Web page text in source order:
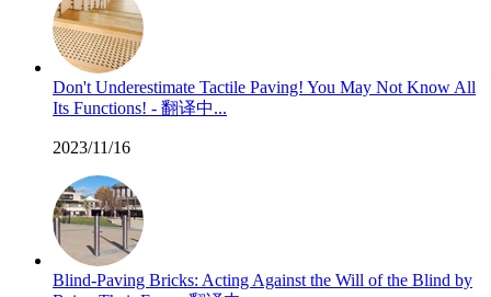
Don't Underestimate Tactile Paving! You May Not Know All
Its Functions! - 翻译中...
2023/11/16
Blind-Paving Bricks: Acting Against the Will of the Blind by